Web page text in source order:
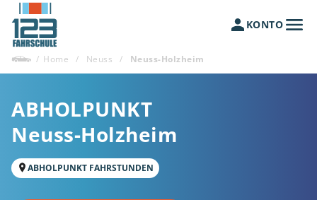
KONTO
/ Home / Neuss / Neuss-Holzheim
ABHOLPUNKT
Neuss-Holzheim
ABHOLPUNKT FAHRSTUNDEN